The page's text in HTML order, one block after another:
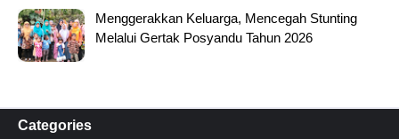
Menggerakkan Keluarga, Mencegah Stunting
Melalui Gertak Posyandu Tahun 2026
Categories